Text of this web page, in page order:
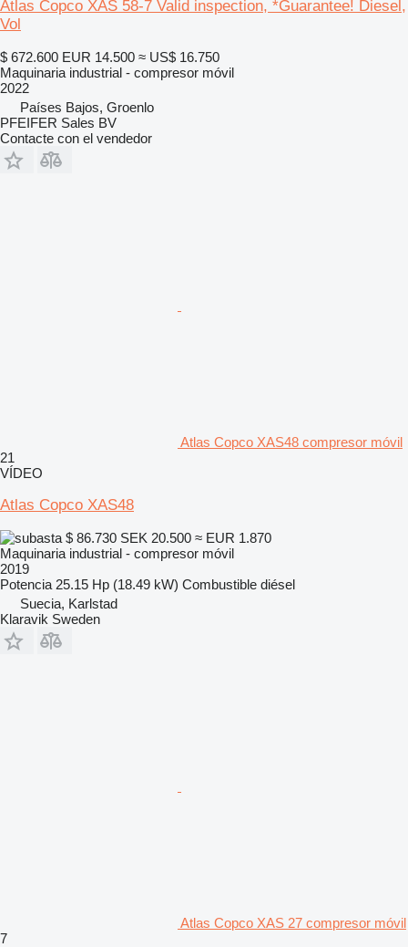
Atlas Copco XAS 58-7 Valid inspection, *Guarantee! Diesel,
Vol
$ 672.600 EUR 14.500 ≈ US$ 16.750
Maquinaria industrial - compresor móvil
2022
Países Bajos, Groenlo
PFEIFER Sales BV
Contacte con el vendedor
Atlas Copco XAS48 compresor móvil
21
VÍDEO
Atlas Copco XAS48
$ 86.730 SEK 20.500 ≈ EUR 1.870
Maquinaria industrial - compresor móvil
2019
Potencia 25.15 Hp (18.49 kW) Combustible diésel
Suecia, Karlstad
Klaravik Sweden
Atlas Copco XAS 27 compresor móvil
7